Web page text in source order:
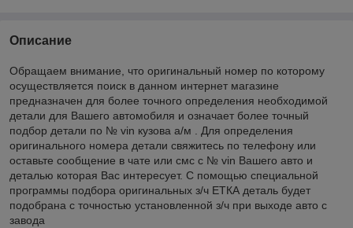
Описание
Обращаем внимание, что оригинальный номер по которому
осуществляется поиск в данном интернет магазине
предназначен для более точного определения необходимой
детали для Вашего автомобиля и означает более точный
подбор детали по № vin кузова а/м . Для определения
оригинального номера детали свяжитесь по телефону или
оставьте сообщение в чате или смс с № vin Вашего авто и
деталью которая Вас интересует. С помощью специальной
программы подбора оригинальных з/ч ЕТКА деталь будет
подобрана с точностью установленной з/ч при выходе авто с
завода